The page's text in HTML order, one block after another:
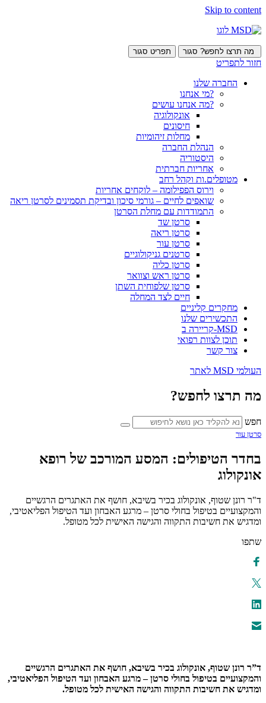
Skip to content
מה תרצו לחפש? סגור תפריט סגור
חזור לתפריט
החברה שלנו
?מי אנחנו
?מה אנחנו עושים
אונקולוגיה
חיסונים
מחלות זיהומיות
הנהלת החברה
היסטוריה
אחריות חברתית
מטופלים.ות וקהל רחב
וירוס הפפילומה – לוקחים אחריות
שואפים לחיים – גורמי סיכון ובדיקת תסמינים לסרטן ריאה
התמודדות עם מחלת הסרטן
סרטן שד
סרטן ריאה
סרטן עור
סרטנים גניקולוגיים
סרטן כליה
סרטן ראש וצוואר
סרטן שלפוחית השתן
חיים לצד המחלה
מחקרים קליניים
התכשירים שלנו
MSD-קריירה ב
תוכן לצוות רפואי
צור קשר
העולמי MSD לאתר
מה תרצו לחפש?
חפש
סרטן עור
בחדר הטיפולים: המסע המורכב של רופא
אונקולוג
ד"ר רונן שטוף, אונקולוג בכיר בשיבא, חושף את האתגרים הרגשיים
והמקצועיים בטיפול בחולי סרטן – מרגע האבחון ועד הטיפול הפליאטיבי,
ומדגיש את חשיבות התקווה והגישה האישית לכל מטופל.
שתפו
ד”ר רונן שטוף, אונקולוג בכיר בשיבא, חושף את האתגרים הרגשיים
והמקצועיים בטיפול בחולי סרטן – מרגע האבחון ועד הטיפול הפליאטיבי,
ומדגיש את חשיבות התקווה והגישה האישית לכל מטופל.